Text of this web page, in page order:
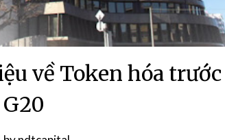
về Token hóa trước